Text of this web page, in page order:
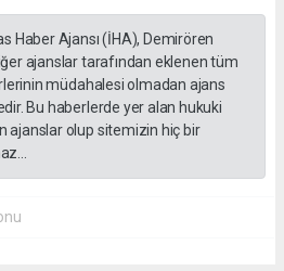
Haber Ajansı (İHA), Demirören
ajanslar tarafından eklenen tüm
müdahalesi olmadan ajans
Bu haberlerde yer alan hukuki
ajanslar olup sitemizin hiç bir